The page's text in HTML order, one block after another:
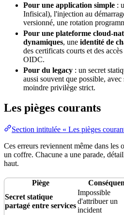
Pour une application simple :
Infisical), l'injection au
versionné, une rotation
Pour une plateforme cloud-
dynamiques, une identité de
des certificats courts et des
OIDC.
Pour du legacy : un secret
aussi souvent que possible,
moindre privilège strict.
Les pièges courants
Section intitulée « Les pièges
Ces erreurs reviennent même dans les
un coffre. Chacune a une parade,
haut.
Piège
Secret statique
partagé entre services
Impossible
d'attribuer un
incident